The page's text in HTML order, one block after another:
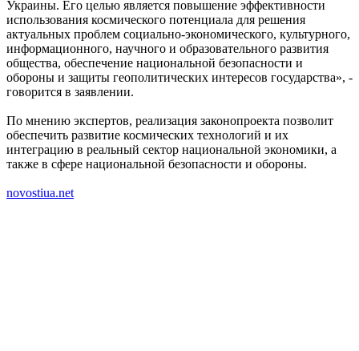
Украины. Его целью является повышение эффективности
использования космического потенциала для решения
актуальных проблем социально-экономического, культурного,
информационного, научного и образовательного развития
общества, обеспечение национальной безопасности и
обороны и защиты геополитических интересов государства», -
говорится в заявлении.
По мнению экспертов, реализация законопроекта позволит
обеспечить развитие космических технологий и их
интеграцию в реальный сектор национальной экономики, а
также в сфере национальной безопасности и обороны.
novostiua.net